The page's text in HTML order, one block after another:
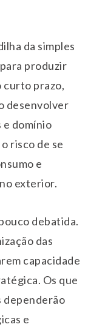
da simples
produzir
curto prazo,
desenvolver
domínio
risco de se
e
exterior.
debatida.
das
capacidade
Os que
dependerão
e